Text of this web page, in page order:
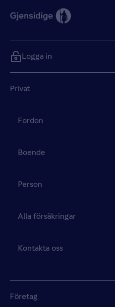
Privat
Fordon
Boende
Person
Alla försäkringar
Kontakta oss
Företag
Logga in